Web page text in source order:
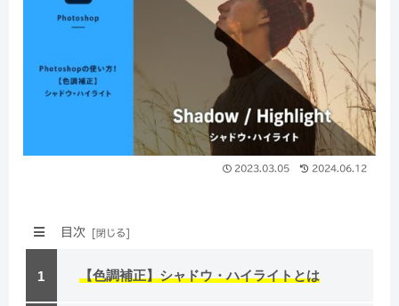
2023.03.05 2024.06.12
目次
【色調補正】シャドウ・ハイライトとは